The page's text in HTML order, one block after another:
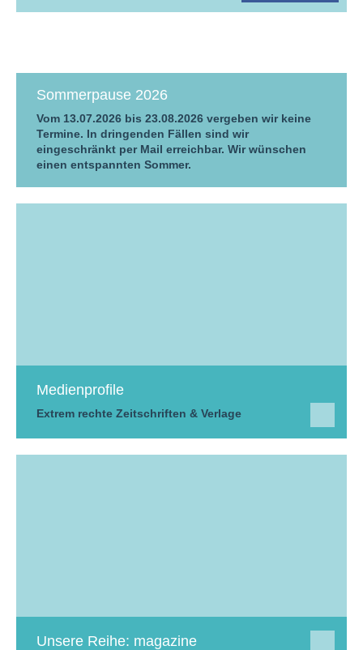
Sommerpause 2026
Vom 13.07.2026 bis 23.08.2026 vergeben wir keine
Termine. In dringenden Fällen sind wir
eingeschränkt per Mail erreichbar. Wir wünschen
einen entspannten Sommer.
Medienprofile
Extrem rechte Zeitschriften & Verlage
Unsere Reihe: magazine